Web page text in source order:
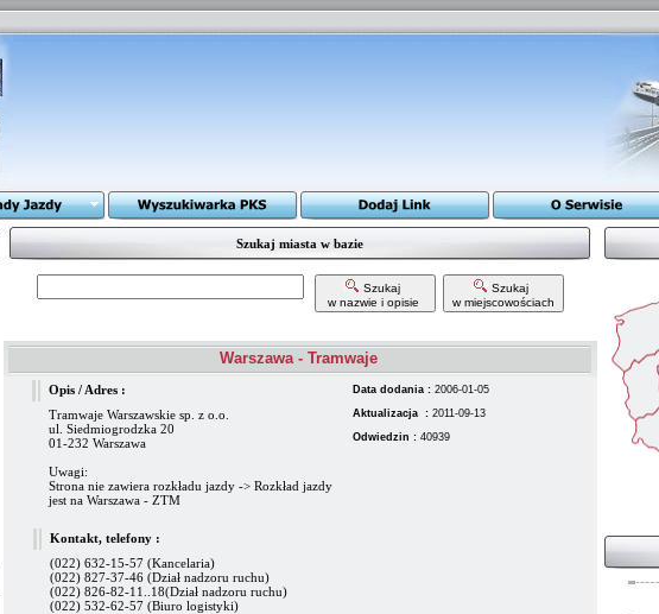
Szukaj miasta w bazie
Szukaj
w nazwie i opisie
Szukaj
w miejscowościach
Warszawa - Tramwaje
Opis / Adres : Data dodania : 2006-01-05
Tramwaje Warszawskie sp. z o.o.
ul. Siedmiogrodzka 20
01-232 Warszawa
Uwagi:
Strona nie zawiera rozkładu jazdy -> Rozkład jazdy
jest na Warszawa - ZTM
Aktualizacja : 2011-09-13
Odwiedzin : 40939
Kontakt, telefony :
(022) 632-15-57 (Kancelaria)
(022) 827-37-46 (Dział nadzoru ruchu)
(022) 826-82-11..18(Dział nadzoru ruchu)
(022) 532-62-57 (Biuro logistyki)